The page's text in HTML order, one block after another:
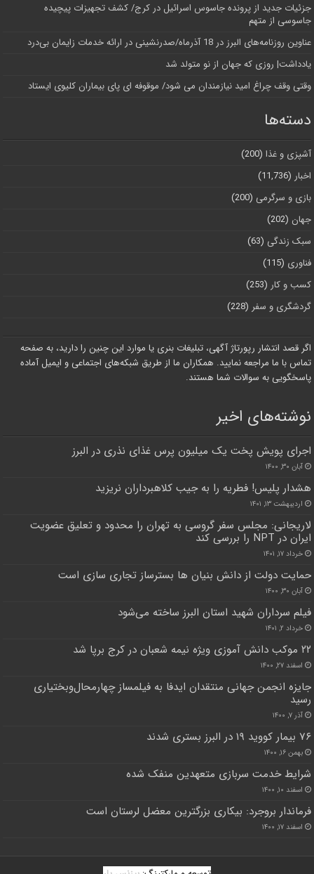
جزئیات جدید از پرونده جاسوس اسرائیل در کرج/‌ کشف تجهیزات پیچیده
جاسوسی از متهم
عناوین روزنامه‌های البرز در ‌18 آذرماه/صدرنشینی در ارائه خدمات زایمان بی‌درد
یادداشت| روزی که جهان از نو متولد شد
وقتی وقف چراغ امید نیازمندان می شود/ موقوفه ای پای بیماران کلیوی ایستاد
دسته‌ها
آشپزی و غذا (200)
اخبار (11,736)
بازی و سرگرمی (200)
جهان (202)
سبک زندگی (63)
فناوری (115)
کسب و کار (253)
گردشگری و سفر (228)
اگر قصد انتشار رپورتاژ آگهی، تبلیغات بنری یا موارد این چنین را دارید، به صفحه
تماس با ما مراجعه نمایید. همکاران ما از طریق شبکه‌های اجتماعی و ایمیل آماده
پاسخگویی به سوالات شما هستند.
نوشته‌های اخیر
اجرای پویش پخت یک میلیون پرس غذای نذری در البرز
آبان ۳۰, ۱۴۰۰
هشدار پلیس! فطریه را به جیب کلاهبرداران نریزید
اردیبهشت ۱۳, ۱۴۰۱
لاریجانی: مجلس سفر گروسی به تهران را محدود و تعلیق عضویت
ایران در NPT را بررسی کند
خرداد ۱۷, ۱۴۰۱
حمایت دولت از دانش بنیان ها بسترساز تجاری سازی است
آبان ۳۰, ۱۴۰۰
فیلم سرداران شهید استان البرز ساخته می‌شود
خرداد ۲, ۱۴۰۱
۲۲ موکب دانش آموزی ویژه نیمه شعبان در کرج برپا شد
اسفند ۲۷, ۱۴۰۰
جایزه انجمن جهانی منتقدان ایدفا به فیلمساز چهارمحال‌وبختیاری
رسید
آذر ۷, ۱۴۰۰
۷۶ بیمار کووید ۱۹ در البرز بستری شدند
بهمن ۱۶, ۱۴۰۰
شرایط خدمت سربازی متعهدین منفک شده
اسفند ۱۰, ۱۴۰۰
فرماندار بروجرد: بیکاری بزرگترین معضل لرستان است
اسفند ۱۷, ۱۴۰۰